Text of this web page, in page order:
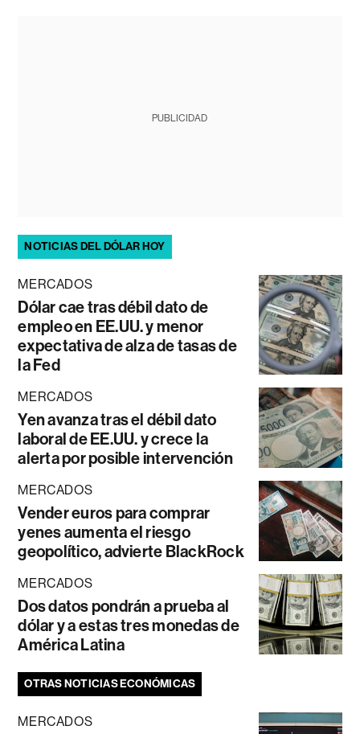
PUBLICIDAD
NOTICIAS DEL DÓLAR HOY
MERCADOS
Dólar cae tras débil dato de
empleo en EE.UU. y menor
expectativa de alza de tasas de
la Fed
MERCADOS
Yen avanza tras el débil dato
laboral de EE.UU. y crece la
alerta por posible intervención
MERCADOS
Vender euros para comprar
yenes aumenta el riesgo
geopolítico, advierte BlackRock
MERCADOS
Dos datos pondrán a prueba al
dólar y a estas tres monedas de
América Latina
OTRAS NOTICIAS ECONÓMICAS
MERCADOS